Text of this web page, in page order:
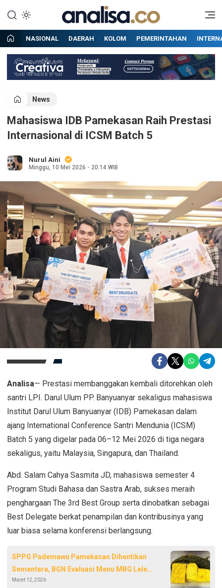
konten
Analisa
Situs berita online terpercaya
NASIONAL DAERAH KOLOM PEMERINTAHAN
News
Mahasiswa IDB Pamekasan Raih Prestasi
Internasional di ICSM Batch 5
Nurul Aini
Minggu, 10 Mei 2026 - 20:14 WIB
Analisa— Prestasi membanggakan kembali ditorehkan oleh
santri LPI. Darul Ulum PP. Banyuanyar sekaligus mahasiswa
Institut Darul Ulum Banyuanyar (IDB) Pamekasan dalam
ajang International Conference Santri Mendunia (ICSM)
Batch 5 yang digelar pada 06–12 Mei 2026 di tiga negara
sekaligus, yaitu Malaysia, Singapura, dan Thailand.
Abd. Salam Cahya Sasmita JD, mahasiswa semester 4
Program Studi Bahasa dan Sastra Arab, sukses meraih
penghargaan The 3rd Best Group serta dinobatkan sebagai
Best Delegate berkat penampilan dan kontribusinya yang
luar biasa selama konferensi berlangsung.
SPPG Pademawu Pamekasan Dihentikan
Sementara, BGN Evaluasi Menu MBG Lele
Mentah
Maret 12, 2026